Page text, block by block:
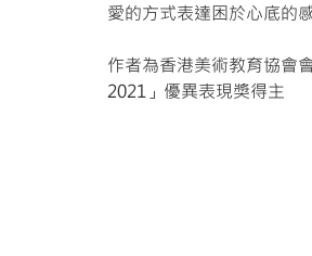
愛的方式表達困於心底的
作者為香港美術教育協會
2021」優異表現獎得主